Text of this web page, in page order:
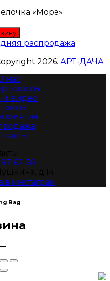
«Море»
распродажа
2026. АРТ-ДАЧА
нас
классы
и видео
62-58
в инстаграм
Bag